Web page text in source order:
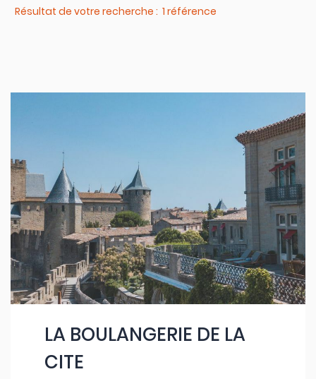
Résultat de votre recherche : 1 référence
LA BOULANGERIE DE LA
CITE